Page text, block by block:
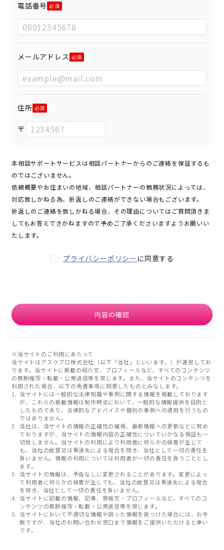
電話番号
メールアドレス
住所
〒
本相談サポートサービスは相談パートナーからのご連絡を保証するも
のではございません。
依頼概要やお住まいの地域、相談パートナーの執務状況によっては、
対応致しかねる為、折返しのご連絡ができない場合もございます。
折返しのご連絡を致しかねる場合、その理由についてはご質問頂きま
してもお答えできかねますので予めご了承くださいますようお願いい
たします。
プライバシーポリシー に同意する
内容の確認
※当サイトのご利用にあたって
当サイトはアスクプロ株式会社（以下「当社」といいます。）が運営してお
ります。当サイトに掲載の紹介文、プロフィールなど、すべてのコンテンツ
の無断複写・転載・公衆送信等を禁じます。また、当サイトのコンテンツを
利用された場合、以下の免責事項に同意したものとみなします。
当サイトには一般的な法律知識や事例に関する情報を掲載しております
が、これらの掲載情報は制作時点において、一般的な情報提供を目的と
したものであり、法律的なアドバイスや個別の事例への適用を行うもの
ではありません。
当社は、当サイトの情報の正確性の確保、最新情報への更新などに努め
ておりますが、当サイトの情報内容の正確性についていかなる保証も一
切致しません。当サイトの利用により利用者に何らかの損害が生じて
も、当社の故意又は重過失による場合を除き、当社として一切の責任を
負いません。情報の利用については利用者が一切の責任を負うこととし
ます。
当サイトの情報は、予告なしに変更されることがあります。変更によっ
て利用者に何らかの損害が生じても、当社の故意又は重過失による場合
を除き、当社として一切の責任を負いません。
当サイトに記載の情報、記事、寄稿文・プロフィールなど、すべてのコ
ンテンツの無断複写・転載・公衆送信等を禁じます。
当サイトにおいて不適切な情報や誤った情報を見つけた場合には、お手
数ですが、当社のお問い合わせ窓口まで情報をご提供いただけると幸い
です。